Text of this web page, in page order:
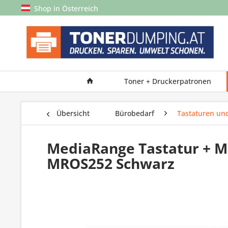
Shop in Österreich
Toner + Druckerpatronen
Übersicht Bürobedarf Tastaturen
MediaRange Tastatur +
MROS252 Schwarz